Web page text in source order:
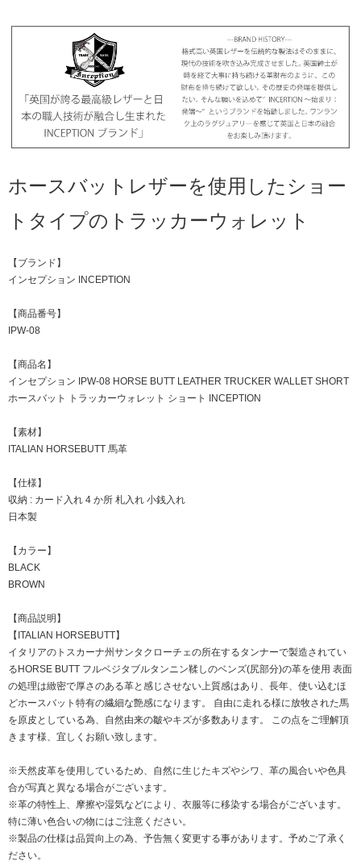
ホースバットレザーを使用したショー
トタイプのトラッカーウォレット
【ブランド】
インセプション INCEPTION
【商品番号】
IPW-08
【商品名】
インセプション IPW-08 HORSE BUTT LEATHER TRUCKER WALLET SHORT
ホースバット トラッカーウォレット ショート INCEPTION
【素材】
ITALIAN HORSEBUTT 馬革
【仕様】
収納 : カード入れ 4 か所 札入れ 小銭入れ
日本製
【カラー】
BLACK
BROWN
【商品説明】
【ITALIAN HORSEBUTT】
イタリアのトスカーナ州サンタクローチェの所在するタンナーで製造されてい
るHORSE BUTT フルベジタブルタンニン鞣しのベンズ(尻部分)の革を使用 表面
の処理は緻密で厚さのある革と感じさせない上質感はあり、長年、使い込むほ
どホースバット特有の繊細な艶感になります。 自由に走れる様に放牧された馬
を原皮としている為、自然由来の皺やキズが多数あります。 この点をご理解頂
きます様、宜しくお願い致します。
※天然皮革を使用しているため、自然に生じたキズやシワ、革の風合いや色具
合が写真と異なる場合がございます。
※革の特性上、摩擦や湿気などにより、衣服等に移染する場合がございます。
特に薄い色合いの物にはご注意ください。
※製品の仕様は品質向上の為、予告無く変更する事があります。予めご了承く
ださい。